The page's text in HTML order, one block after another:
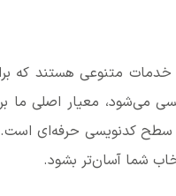
خدمات متنوعی هستند که
می‌شود، معیار اصلی ما
سطح کدنویسی حرفه‌ای
شما آسان‌تر بشود.